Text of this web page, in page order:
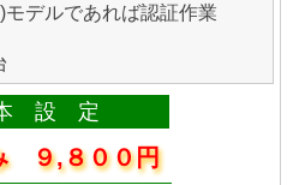
デルであれば認証作業
設 定
９,８００円